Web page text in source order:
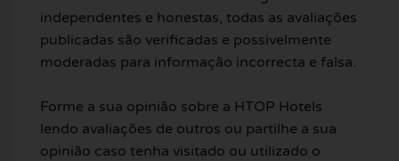
independentes e honestas, todas as avaliações
publicadas são verificadas e possivelmente
moderadas para informação incorrecta e falsa.
Forme a sua opinião sobre a HTOP Hotels
lendo avaliações de outros ou partilhe a sua
opinião caso tenha visitado ou utilizado o